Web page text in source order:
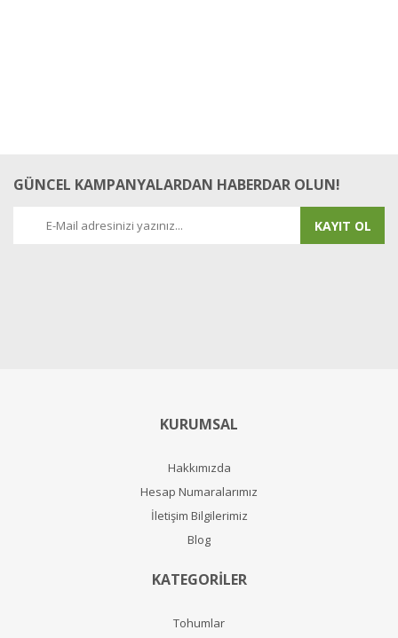
GÜNCEL KAMPANYALARDAN HABERDAR OLUN!
KAYIT OL
KURUMSAL
Hakkımızda
Hesap Numaralarımız
İletişim Bilgilerimiz
Blog
KATEGORİLER
Tohumlar